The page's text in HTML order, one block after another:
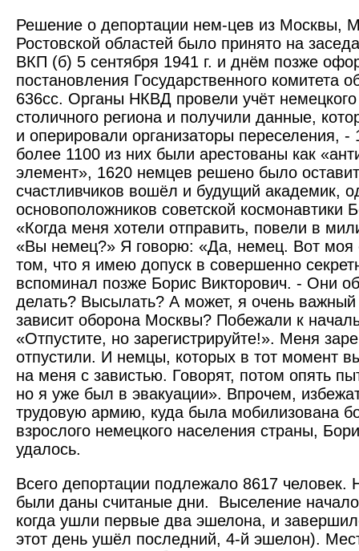
Решение о депортации нем-цев из Москвы,
Ростовской областей было принято на
ВКП (б) 5 сентября 1941 г. и днём позже
постановления Государственного
636сс. Органы НКВД провели учёт
столичного региона и получили данные,
и оперировали организаторы переселения, -
более 1100 из них были арестованы как
элемент», 1620 немцев решено было
счастливчиков вошёл и будущий академик,
основоположников советской космонавтики
«Когда меня хотели отправить, повели в
«Вы немец?» Я говорю: «Да, немец. Вот моя
том, что я имею допуск в совершенно
вспоминал позже Борис Викторович. - Они
делать? Высылать? А может, я очень
зависит оборона Москвы? Побежали к
«Отпустите, но зарегистрируйте!». Меня
отпустили. И немцы, которых в тот момент
на меня с завистью. Говорят, потом опять
но я уже был в эвакуации». Впрочем,
трудовую армию, куда была мобилизована
взрослого немецкого населения страны,
удалось.
Всего депортации подлежало 8617
были даны считаные дни. Выселение
когда ушли первые два эшелона, и
этот день ушёл последний, 4-й эшелон).